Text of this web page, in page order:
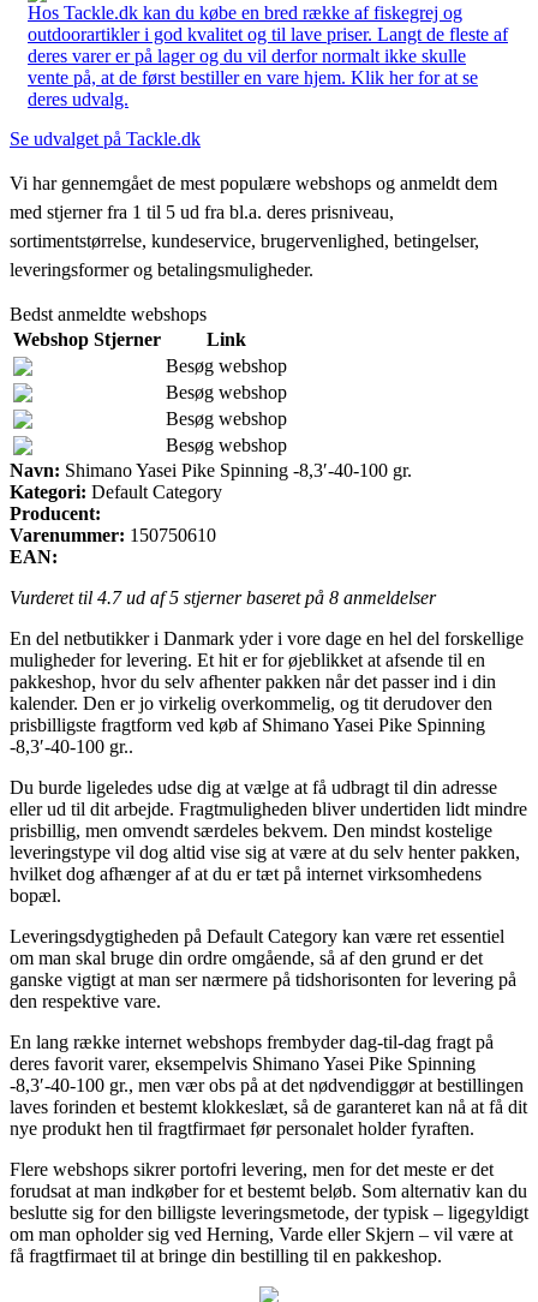
Hos Tackle.dk kan du købe en bred række af fiskegrej og
outdoorartikler i god kvalitet og til lave priser. Langt de fleste af
deres varer er på lager og du vil derfor normalt ikke skulle
vente på, at de først bestiller en vare hjem. Klik her for at se
deres udvalg.
Se udvalget på Tackle.dk
Vi har gennemgået de mest populære webshops og anmeldt dem
med stjerner fra 1 til 5 ud fra bl.a. deres prisniveau,
sortimentstørrelse, kundeservice, brugervenlighed, betingelser,
leveringsformer og betalingsmuligheder.
Bedst anmeldte webshops
Webshop Stjerner
Link
Besøg webshop
Besøg webshop
Besøg webshop
Besøg webshop
Navn: Shimano Yasei Pike Spinning -8,3′-40-100 gr.
Kategori: Default Category
Producent:
Varenummer: 150750610
EAN:
Vurderet til 4.7ud af 5 stjerner baseret på 8 anmeldelser
En del netbutikker i Danmark yder i vore dage en hel del forskellige
muligheder for levering. Et hit er for øjeblikket at afsende til en
pakkeshop, hvor du selv afhenter pakken når det passer ind i din
kalender. Den er jo virkelig overkommelig, og tit derudover den
prisbilligste fragtform ved køb af Shimano Yasei Pike Spinning
-8,3′-40-100 gr..
Du burde ligeledes udse dig at vælge at få udbragt til din adresse
eller ud til dit arbejde. Fragtmuligheden bliver undertiden lidt mindre
prisbillig, men omvendt særdeles bekvem. Den mindst kostelige
leveringstype vil dog altid vise sig at være at du selv henter pakken,
hvilket dog afhænger af at du er tæt på internet virksomhedens
bopæl.
Leveringsdygtigheden på Default Category kan være ret essentiel
om man skal bruge din ordre omgående, så af den grund er det
ganske vigtigt at man ser nærmere på tidshorisonten for levering på
den respektive vare.
En lang række internet webshops frembyder dag-til-dag fragt på
deres favorit varer, eksempelvis Shimano Yasei Pike Spinning
-8,3′-40-100 gr., men vær obs på at det nødvendiggør at bestillingen
laves forinden et bestemt klokkeslæt, så de garanteret kan nå at få dit
nye produkt hen til fragtfirmaet før personalet holder fyraften.
Flere webshops sikrer portofri levering, men for det meste er det
forudsat at man indkøber for et bestemt beløb. Som alternativ kan du
beslutte sig for den billigste leveringsmetode, der typisk – ligegyldigt
om man opholder sig ved Herning, Varde eller Skjern – vil være at
få fragtfirmaet til at bringe din bestilling til en pakkeshop.